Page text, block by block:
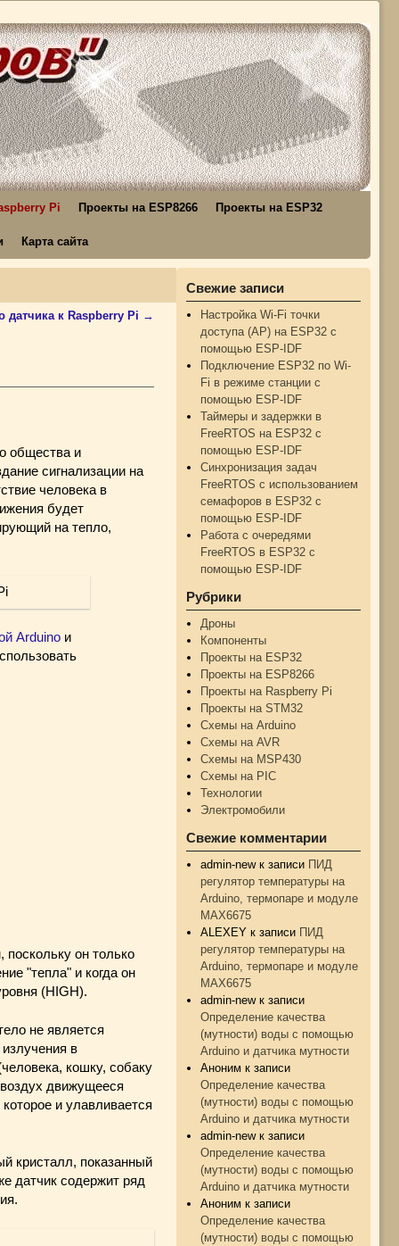
Pi Проекты на ESP8266 Проекты на ESP32
Карта сайта
датчика к Raspberry Pi →
общества и
сигнализации на
человека в
будет
на тепло,
Arduinoи
поскольку он только
"тепла" и когда он
(HIGH).
не является
в
кошку, собаку
движущееся
и улавливается
кристалл, показанный
датчик содержит ряд
Свежие записи
Настройка Wi-Fi точки
доступа (AP) на ESP32 с
помощью ESP-IDF
Подключение ESP32 по Wi-
Fi в режиме станции с
помощью ESP-IDF
Таймеры и задержки в
FreeRTOS на ESP32 с
помощью ESP-IDF
Синхронизация задач
FreeRTOS с использованием
семафоров в ESP32 с
помощью ESP-IDF
Работа с очередями
FreeRTOS в ESP32 с
помощью ESP-IDF
Рубрики
Дроны
Компоненты
Проекты на ESP32
Проекты на ESP8266
Проекты на Raspberry Pi
Проекты на STM32
Схемы на Arduino
Схемы на AVR
Схемы на MSP430
Схемы на PIC
Технологии
Электромобили
Свежие комментарии
admin-newк записи ПИД
регулятор температуры на
Arduino, термопаре и модуле
MAX6675
ALEXEY к записи ПИД
регулятор температуры на
Arduino, термопаре и модуле
MAX6675
admin-newк записи
Определение качества
(мутности) воды с помощью
Arduino и датчика мутности
Аноним к записи
Определение качества
(мутности) воды с помощью
Arduino и датчика мутности
admin-newк записи
Определение качества
(мутности) воды с помощью
Arduino и датчика мутности
Аноним к записи
Определение качества
(мутности) воды с помощью